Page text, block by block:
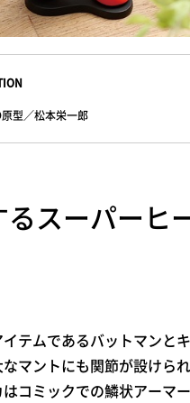
型／松本栄一郎
スーパーヒ
テムであるバットマンと
マントにも関節が設けら
コミックでの鱗状アーマ